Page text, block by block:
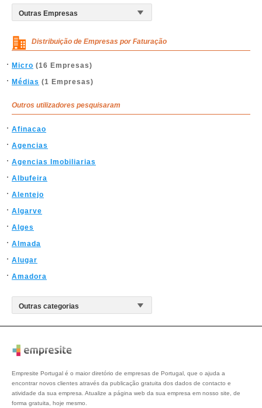
Distribuição de Empresas por Faturação
Micro (16 Empresas)
Médias (1 Empresas)
Outros utilizadores pesquisaram
Afinacao
Agencias
Agencias Imobiliarias
Albufeira
Alentejo
Algarve
Alges
Almada
Alugar
Amadora
Empresite Portugal é o maior diretório de empresas de Portugal, que o ajuda a
encontrar novos clientes através da publicação gratuita dos dados de contacto e
atividade da sua empresa. Atualize a página web da sua empresa em nosso site, de
forma gratuita, hoje mesmo.